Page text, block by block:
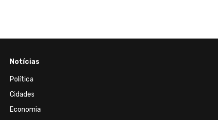
Notícias
Política
Cidades
Economia